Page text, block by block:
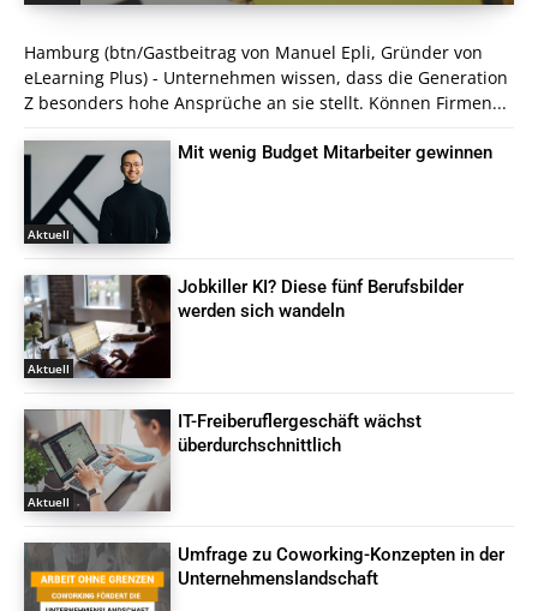
Hamburg (btn/Gastbeitrag von Manuel Epli, Gründer von
eLearning Plus) - Unternehmen wissen, dass die Generation
Z besonders hohe Ansprüche an sie stellt. Können Firmen...
Aktuell
Mit wenig Budget Mitarbeiter gewinnen
Aktuell
Jobkiller KI? Diese fünf Berufsbilder
werden sich wandeln
Aktuell
IT-Freiberuflergeschäft wächst
überdurchschnittlich
Umfrage zu Coworking-Konzepten in der
Unternehmenslandschaft